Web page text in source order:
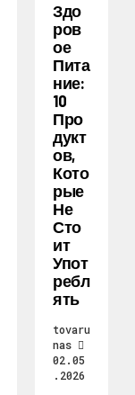
Здо
Ров
Ое
Пита
Ние:
10
Про
Дукт
Ов,
Кото
Рые
Не
Сто
Ит
Упот
Ребл
Ять
tovaru
nas
02.05
.2026